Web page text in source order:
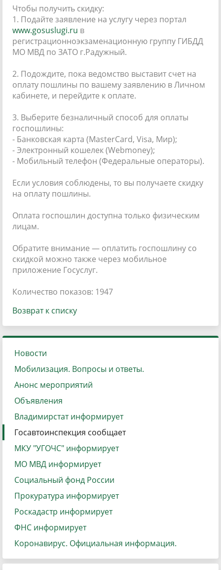
Чтобы получить скидку:
1. Подайте заявление на услугу через портал
www.gosuslugi.ru в
регистрационноэкзаменационную группу ГИБДД
МО МВД по ЗАТО г.Радужный.
2. Подождите, пока ведомство выставит счет на
оплату пошлины по вашему заявлению в Личном
кабинете, и перейдите к оплате.
3. Выберите безналичный способ для оплаты
госпошлины:
- Банковская карта (MasterСard, Visa, Мир);
- Электронный кошелек (Webmoney);
- Мобильный телефон (Федеральные операторы).
Если условия соблюдены, то вы получаете скидку
на оплату пошлины.
Оплата госпошлин доступна только физическим
лицам.
Обратите внимание — оплатить госпошлину со
скидкой можно также через мобильное
приложение Госуслуг.
Количество показов: 1947
Возврат к списку
Новости
Мобилизация. Вопросы и ответы.
Анонс мероприятий
Объявления
Владимирстат информирует
Госавтоинспекция сообщает
МКУ "УГОЧС" информирует
МО МВД информирует
Социальный фонд России
Прокуратура информирует
Роскадастр информирует
ФНС информирует
Коронавирус. Официальная информация.